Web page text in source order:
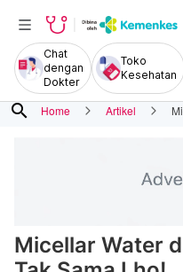
Chat
dengan
Dokter
Toko
Kesehatan
search Home Artikel
Micellar Water